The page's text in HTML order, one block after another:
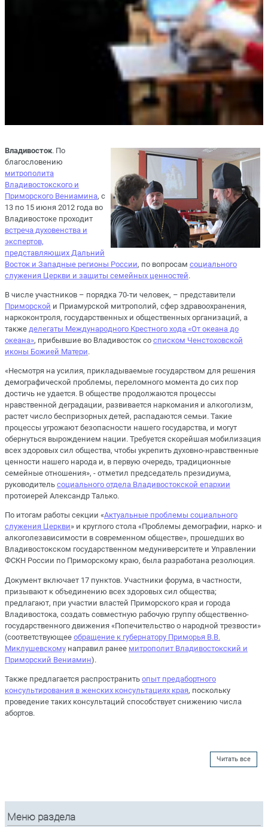
Владивосток. По
благословению
митрополита
Владивостокского и
Приморского Вениамина, с
13 по 15 июня 2012 года во
Владивостоке проходит
встреча духовенства и
экспертов,
представляющих Дальний
Восток и Западные регионы России, по вопросам социального
служения Церкви и защиты семейных ценностей.
В числе участников – порядка 70-ти человек, – представители
Приморской и Приамурской митрополий, сфер здравоохранения,
наркоконтроля, государственных и общественных организаций, а
также делегаты Международного Крестного хода «От океана до
океана», прибывшие во Владивосток со списком Ченстоховской
иконы Божией Матери.
«Несмотря на усилия, прикладываемые государством для решения
демографической проблемы, переломного момента до сих пор
достичь не удается. В обществе продолжаются процессы
нравственной деградации, развивается наркомания и алкоголизм,
растет число беспризорных детей, распадаются семьи. Такие
процессы угрожают безопасности нашего государства, и могут
обернуться вырождением нации. Требуется скорейшая мобилизация
всех здоровых сил общества, чтобы укрепить духовно-нравственные
ценности нашего народа и, в первую очередь, традиционные
семейные отношения», - отметил председатель президиума,
руководитель социального отдела Владивостокской епархии
протоиерей Александр Талько.
По итогам работы секции «Актуальные проблемы социального
служения Церкви» и круглого стола «Проблемы демографии, нарко- и
алкоголезависимости в современном обществе», прошедших во
Владивостокском государственном медуниверситете и Управлении
ФСКН России по Приморскому краю, была разработана резолюция.
Документ включает 17 пунктов. Участники форума, в частности,
призывают к объединению всех здоровых сил общества;
предлагают, при участии властей Приморского края и города
Владивостока, создать совместную рабочую группу общественно-
государственного движения «Попечительство о народной трезвости»
(соответствующее обращение к губернатору Приморья В.В.
Миклушевскому направил ранее митрополит Владивостокский и
Приморский Вениамин).
Также предлагается распространить опыт предабортного
консультирования в женских консультациях края, поскольку
проведение таких консультаций способствует снижению числа
абортов.
Читать все
Меню раздела